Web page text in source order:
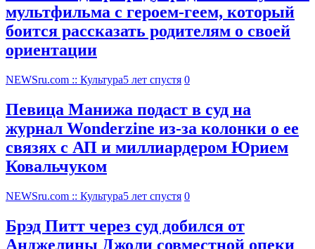
мультфильма c героем-геем, который
боится рассказать родителям о своей
ориентации
NEWSru.com :: Культура5 лет спустя 0
Певица Манижа подаст в суд на
журнал Wonderzine из-за колонки о ее
связях с АП и миллиардером Юрием
Ковальчуком
NEWSru.com :: Культура5 лет спустя 0
Брэд Питт через суд добился от
Анджелины Джоли совместной опеки